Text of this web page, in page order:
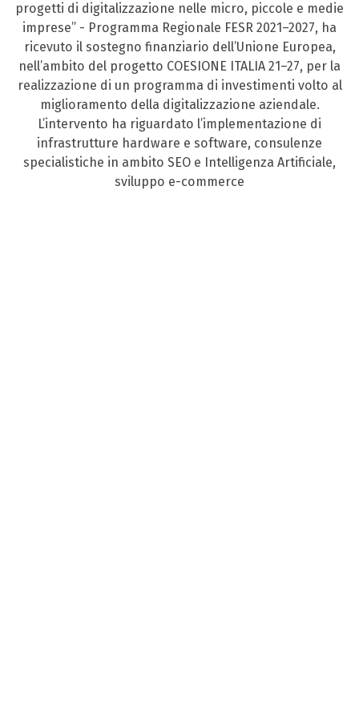
progetti di digitalizzazione nelle micro, piccole e medie
imprese” - Programma Regionale FESR 2021–2027, ha
ricevuto il sostegno finanziario dell’Unione Europea,
nell’ambito del progetto COESIONE ITALIA 21–27, per la
realizzazione di un programma di investimenti volto al
miglioramento della digitalizzazione aziendale.
L’intervento ha riguardato l’implementazione di
infrastrutture hardware e software, consulenze
specialistiche in ambito SEO e Intelligenza Artificiale,
sviluppo e-commerce